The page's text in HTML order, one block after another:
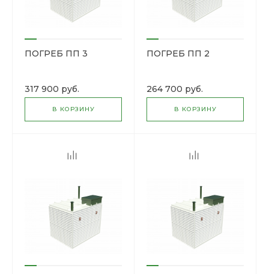
ПОГРЕБ ПП 3
317 900 руб.
В КОРЗИНУ
ПОГРЕБ ПП 2
264 700 руб.
В КОРЗИНУ